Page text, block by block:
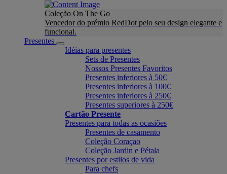
Coleção On The Go
Vencedor do prémio RedDot pelo seu design elegante e
funcional.
Presentes
Idéias para presentes
Sets de Presentes
Nossos Presentes Favoritos
Presentes inferiores à 50€
Presentes inferiores à 100€
Presentes inferiores à 250€
Presentes superiores à 250€
Cartão Presente
Presentes para todas as ocasiões
Presentes de casamento
Coleção Coraçao
Coleção Jardin e Pétala
Presentes por estilos de vida
Para chefs